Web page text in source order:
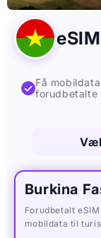
✓ Få
forudbetalte
Burkina
Forudbetalt
mobildata til